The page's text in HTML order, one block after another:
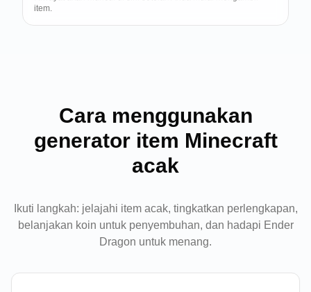
item.
Cara menggunakan
generator item Minecraft
acak
Ikuti langkah: jelajahi item acak, tingkatkan perlengkapan,
belanjakan koin untuk penyembuhan, dan hadapi Ender
Dragon untuk menang.